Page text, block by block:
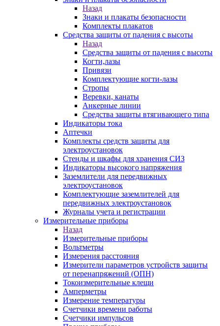
Назад
Знаки и плакаты безопасности
Комплекты плакатов
Средства защиты от падения с высоты
Назад
Средства защиты от падения с высоты
Когти,лазы
Привязи
Комплектующие когти-лазы
Стропы
Веревки, канаты
Анкерные линии
Средства защиты втягивающего типа
Индикаторы тока
Аптечки
Комплекты средств защиты для
электроустановок
Стенды и шкафы для хранения СИЗ
Индикаторы высокого напряжения
Заземлители для передвижных
электроустановок
Комплектующие заземлителей для
передвижных электроустановок
Журналы учета и регистрации
Измерительные приборы
Назад
Измерительные приборы
Вольтметры
Измерения расстояния
Измерители параметров устройств защиты
от перенапряжений (ОПН)
Токоизмерительные клещи
Амперметры
Измерение температуры
Счетчики времени работы
Счетчики импульсов